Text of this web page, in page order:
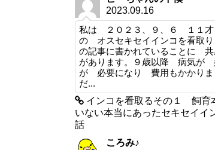
2023.09.16
私は ２０２３、９、６ １１
の オスセキセイインコを看取り
の記事に書かれていることに 共
があります。９歳以降 病気
が 必要になり 費用もかかりま
だ...
インコを看取るその１ 飼育
いない本当にあったセキセイイ
話
ころみ♪